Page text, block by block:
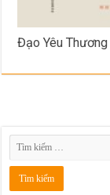
Đạo Yêu